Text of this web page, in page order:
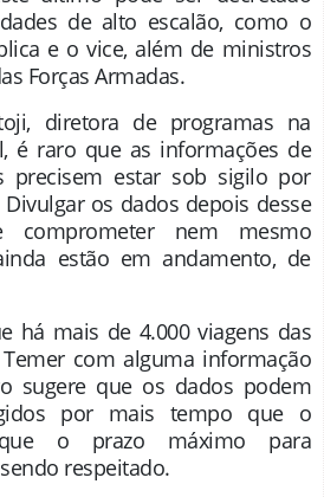
de alto escalão, como o
e o vice, além de ministros
Forças Armadas.
diretora de programas na
é raro que as informações de
precisem estar sob sigilo por
os dados depois desse
comprometer nem mesmo
estão em andamento, de
há mais de 4.000 viagens das
com alguma informação
sugere que os dados podem
por mais tempo que o
o prazo máximo para
respeitado.